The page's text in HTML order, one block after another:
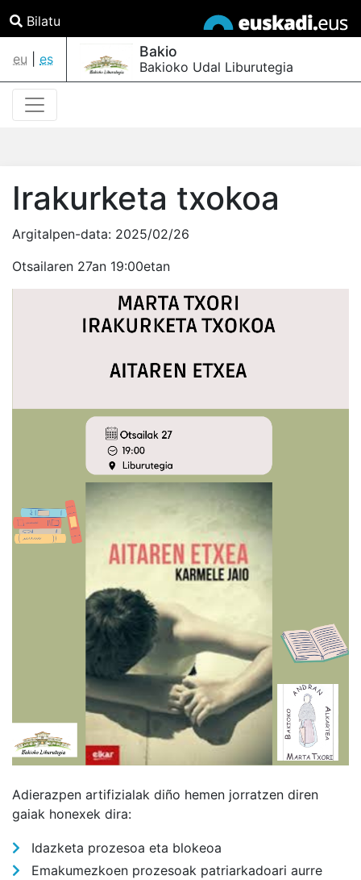
Bilatu
eu es Bakio
Bakioko Udal Liburutegia
Irakurketa txokoa
Argitalpen-data: 2025/02/26
Otsailaren 27an 19:00etan
Adierazpen artifizialak diño hemen jorratzen diren
gaiak honexek dira:
Idazketa prozesoa eta blokeoa
Emakumezkoen prozesoak patriarkadoari aurre